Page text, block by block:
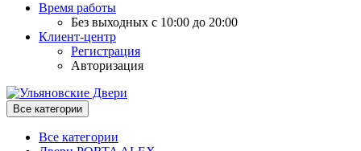
Время работы
Без выходных с 10:00 до 20:00
Клиент-центр
Регистрация
Авторизация
Все категории
Все категории